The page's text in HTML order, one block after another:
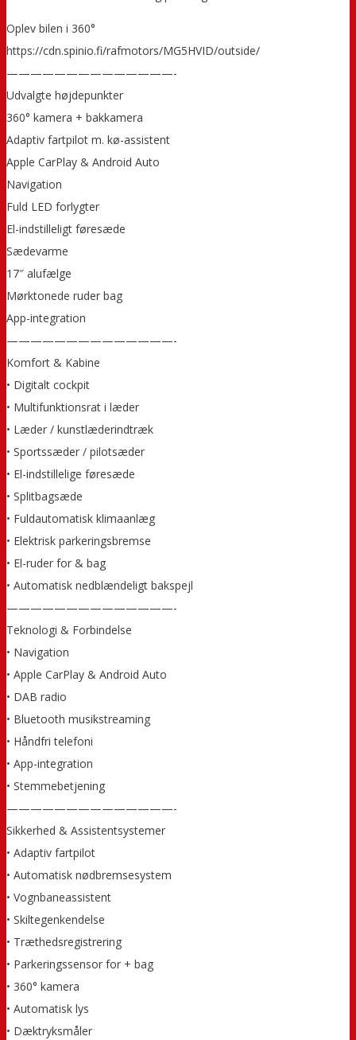
Oplev bilen i 360°
https://cdn.spinio.fi/rafmotors/MG5HVID/outside/
——————————————-
Udvalgte højdepunkter
360° kamera + bakkamera
Adaptiv fartpilot m. kø-assistent
Apple CarPlay & Android Auto
Navigation
Fuld LED forlygter
El-indstilleligt føresæde
Sædevarme
17″ alufælge
Mørktonede ruder bag
App-integration
——————————————-
Komfort & Kabine
• Digitalt cockpit
• Multifunktionsrat i læder
• Læder / kunstlæderindtræk
• Sportssæder / pilotsæder
• El-indstillelige føresæde
• Splitbagsæde
• Fuldautomatisk klimaanlæg
• Elektrisk parkeringsbremse
• El-ruder for & bag
• Automatisk nedblændeligt bakspejl
——————————————-
Teknologi & Forbindelse
• Navigation
• Apple CarPlay & Android Auto
• DAB radio
• Bluetooth musikstreaming
• Håndfri telefoni
• App-integration
• Stemmebetjening
——————————————-
Sikkerhed & Assistentsystemer
• Adaptiv fartpilot
• Automatisk nødbremsesystem
• Vognbaneassistent
• Skiltegenkendelse
• Træthedsregistrering
• Parkeringssensor for + bag
• 360° kamera
• Automatisk lys
• Dæktryksmåler